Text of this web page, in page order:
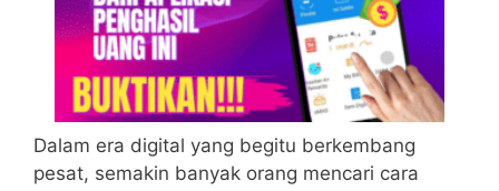
Dalam era digital yang begitu berkembang
pesat, semakin banyak orang mencari cara